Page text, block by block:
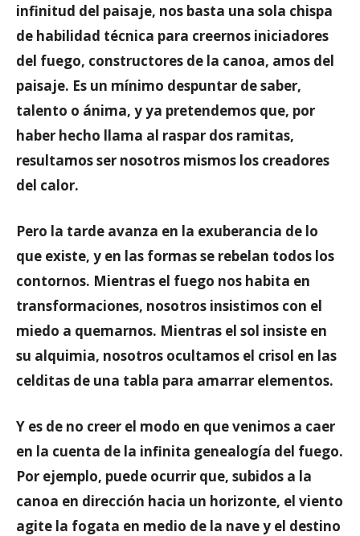
infinitud del paisaje, nos basta una sola chispa
de habilidad técnica para creernos iniciadores
del fuego, constructores de la canoa, amos del
paisaje. Es un mínimo despuntar de saber,
talento o ánima, y ya pretendemos que, por
haber hecho llama al raspar dos ramitas,
resultamos ser nosotros mismos los creadores
del calor.
Pero la tarde avanza en la exuberancia de lo
que existe, y en las formas se rebelan todos los
contornos. Mientras el fuego nos habita en
transformaciones, nosotros insistimos con el
miedo a quemarnos. Mientras el sol insiste en
su alquimia, nosotros ocultamos el crisol en las
celditas de una tabla para amarrar elementos.
Y es de no creer el modo en que venimos a caer
en la cuenta de la infinita genealogía del fuego.
Por ejemplo, puede ocurrir que, subidos a la
canoa en dirección hacia un horizonte, el viento
agite la fogata en medio de la nave y el destino